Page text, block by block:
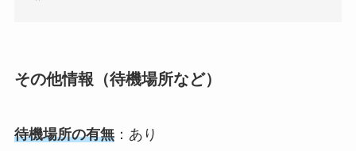
その他情報（待機場所など）
待機場所の有無：あり